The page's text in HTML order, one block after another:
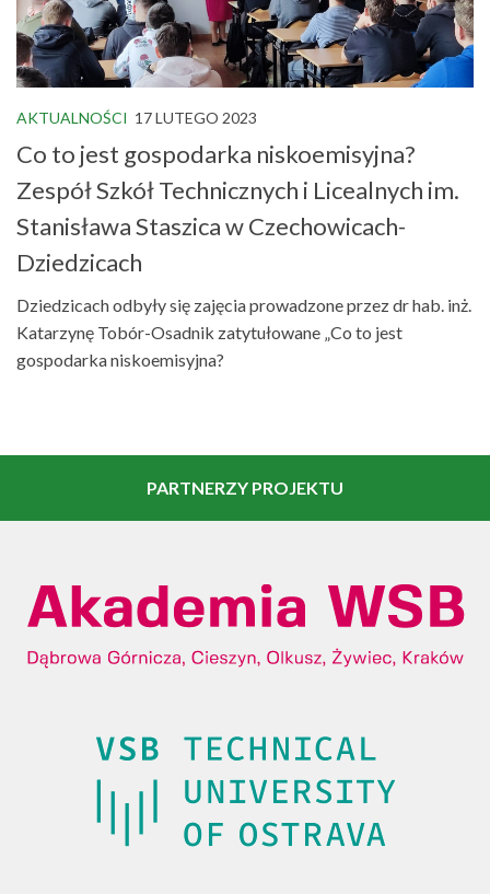
AKTUALNOŚCI 17 LUTEGO 2023
Co to jest gospodarka niskoemisyjna?
Zespół Szkół Technicznych i Licealnych im.
Stanisława Staszica w Czechowicach-
Dziedzicach
Dziedzicach odbyły się zajęcia prowadzone przez dr hab. inż.
Katarzynę Tobór-Osadnik zatytułowane „Co to jest
gospodarka niskoemisyjna?
PARTNERZY PROJEKTU